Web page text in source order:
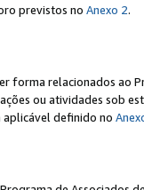
previstos no Anexo 2.
forma relacionados ao
ou atividades sob
definido no